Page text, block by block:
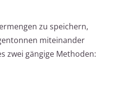
zu speichern,
miteinander
zwei gängige Methoden: